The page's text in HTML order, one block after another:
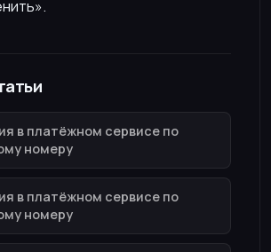
в платёжном сервисе по
номеру
в платёжном сервисе по
номеру